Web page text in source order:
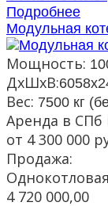
Подробнее
Модульная
Мощность:
ДxШxВ:
Вес: 7500 кг
Аренда в СПб
от 4 300 000
Продажа:
4 720 000,00